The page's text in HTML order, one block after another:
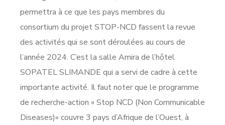
permettra à ce que les pays membres du
consortium du projet STOP-NCD fassent la revue
des activités qui se sont déroulées au cours de
l’année 2024. C’est la salle Amira de l’hôtel
SOPATEL SLIMANDE qui a servi de cadre à cette
importante activité. Il faut noter que le programme
de recherche-action « Stop NCD (Non Communicable
Diseases)» couvre 3 pays d’Afrique de l’Ouest, à